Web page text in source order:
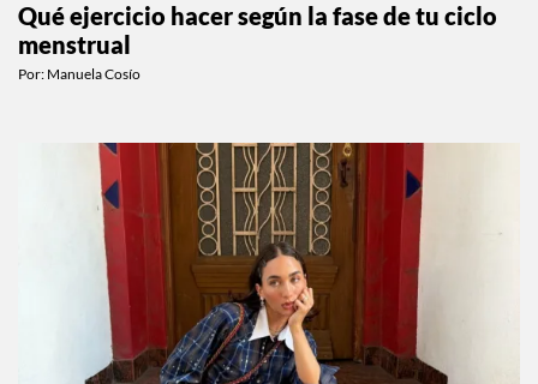
Qué ejercicio hacer según la fase de tu ciclo
menstrual
Por: Manuela Cosío